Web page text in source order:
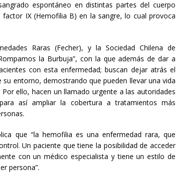
espontáneo en distintas partes del cuerpo
IX (Hemofilia B) en la sangre, lo cual provoca
Raras (Fecher), y la Sociedad Chilena de
la Burbuja”, con la que además de dar a
con esta enfermedad; buscan dejar atrás el
entorno, demostrando que pueden llevar una vida
ello, hacen un llamado urgente a las autoridades
así ampliar la cobertura a tratamientos más
que “la hemofilia es una enfermedad rara, que
Un paciente que tiene la posibilidad de acceder
con un médico especialista y tiene un estilo de
persona”.